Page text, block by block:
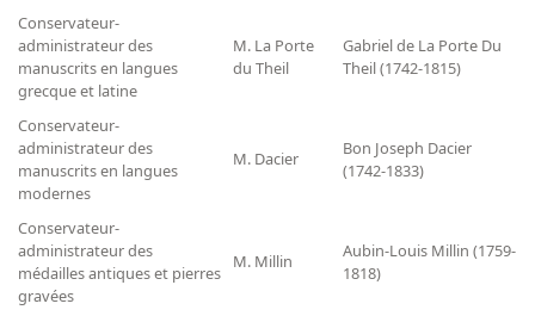
Conservateur-
administrateur des
manuscrits en langues
grecque et latine
M. La Porte
du Theil
Gabriel de La Porte Du
Theil (1742-1815)
Conservateur-
administrateur des
manuscrits en langues
modernes
M. Dacier
Bon Joseph Dacier
(1742-1833)
Conservateur-
administrateur des
médailles antiques et pierres
gravées
M. Millin
Aubin-Louis Millin (1759-
1818)